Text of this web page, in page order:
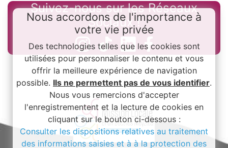
Nous accordons de l'importance à
votre vie privée
Des technologies telles que les cookies sont
utilisées pour personnaliser le contenu et vous
offrir la meilleure expérience de navigation
possible. Ils ne permettent pas de vous identifier.
Nous vous remercions d'accepter
l'enregistrementent et la lecture de cookies en
cliquant sur le bouton ci-dessous :
Consulter les dispositions relatives au traitement
des informations saisies et à à la protection des
Suivez-nous sur les Réseaux
Sociaux !